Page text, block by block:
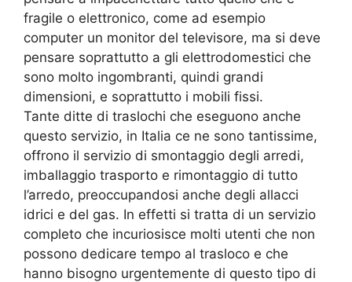
fragile o elettronico, come ad esempio
computer un monitor del televisore, ma si deve
pensare soprattutto a gli elettrodomestici che
sono molto ingombranti, quindi grandi
dimensioni, e soprattutto i mobili fissi.
Tante ditte di traslochi che eseguono anche
questo servizio, in Italia ce ne sono tantissime,
offrono il servizio di smontaggio degli arredi,
imballaggio trasporto e rimontaggio di tutto
l’arredo, preoccupandosi anche degli allacci
idrici e del gas. In effetti si tratta di un servizio
completo che incuriosisce molti utenti che non
possono dedicare tempo al trasloco e che
hanno bisogno urgentemente di questo tipo di